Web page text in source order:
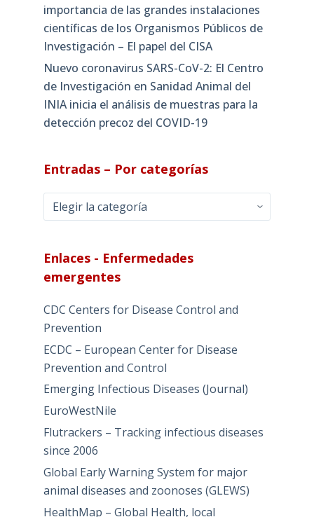
importancia de las grandes instalaciones
científicas de los Organismos Públicos de
Investigación – El papel del CISA
Nuevo coronavirus SARS-CoV-2: El Centro
de Investigación en Sanidad Animal del
INIA inicia el análisis de muestras para la
detección precoz del COVID-19
Entradas – Por categorías
Entradas
–
categorías
Enlaces - Enfermedades
emergentes
CDC Centers for Disease Control and
Prevention
ECDC – European Center for Disease
Prevention and Control
Emerging Infectious Diseases (Journal)
EuroWestNile
Flutrackers – Tracking infectious diseases
since 2006
Global Early Warning System for major
animal diseases and zoonoses (GLEWS)
HealthMap – Global Health, local